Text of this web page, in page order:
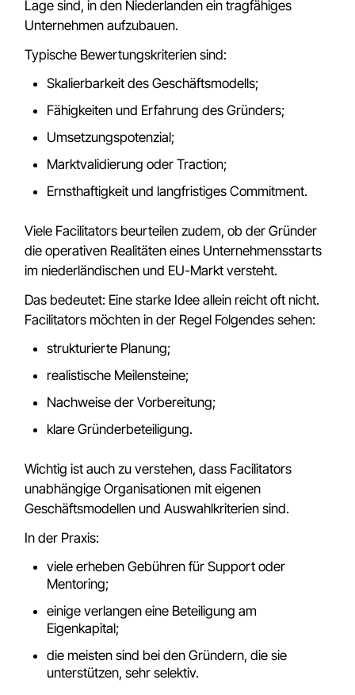
Lage sind, in den Niederlanden ein tragfähiges
Unternehmen aufzubauen.
Typische Bewertungskriterien sind:
Skalierbarkeit des Geschäftsmodells;
Fähigkeiten und Erfahrung des Gründers;
Umsetzungspotenzial;
Marktvalidierung oder Traction;
Ernsthaftigkeit und langfristiges Commitment.
Viele Facilitators beurteilen zudem, ob der Gründer
die operativen Realitäten eines Unternehmensstarts
im niederländischen und EU-Markt versteht.
Das bedeutet: Eine starke Idee allein reicht oft nicht.
Facilitators möchten in der Regel Folgendes sehen:
strukturierte Planung;
realistische Meilensteine;
Nachweise der Vorbereitung;
klare Gründerbeteiligung.
Wichtig ist auch zu verstehen, dass Facilitators
unabhängige Organisationen mit eigenen
Geschäftsmodellen und Auswahlkriterien sind.
In der Praxis:
viele erheben Gebühren für Support oder
Mentoring;
einige verlangen eine Beteiligung am
Eigenkapital;
die meisten sind bei den Gründern, die sie
unterstützen, sehr selektiv.